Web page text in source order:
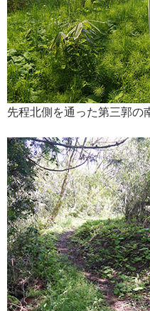
先程北側を通った第三郭の